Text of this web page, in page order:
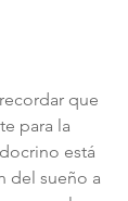
que
para la
está
del sueño a